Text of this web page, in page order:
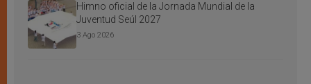
Himno oficial de la Jornada Mundial de la
Juventud Seúl 2027
3 Ago 2026